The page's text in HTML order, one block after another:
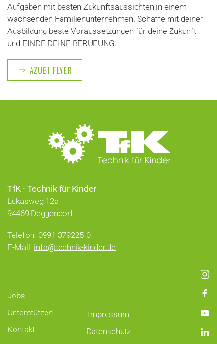
Aufgaben mit besten Zukunftsaussichten in einem
wachsenden Familienunternehmen. Schaffe mit deiner
Ausbildung beste Voraussetzungen für deine Zukunft
und FINDE DEINE BERUFUNG.
AZUBI FLYER
TfK - Technik für Kinder
Lukasweg 12a
94469 Deggendorf
Telefon: 0991 379225-0
E-Mail: info@technik-kinder.de
Jobs
Unterstützen
Kontakt
Impressum
Datenschutz